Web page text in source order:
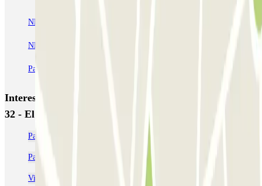
NN Santaló
NN Rocafort
Parking Viajeros
Interessante plaatsen en evenementen dichtbij Comerç
32 - El Born Promoparc
Parkeergarages in de buurt van Mercado de Santa Caterina
Parkeergarages in El Born
Vind een parkeerplaats dichtbij Park la Ciutadella